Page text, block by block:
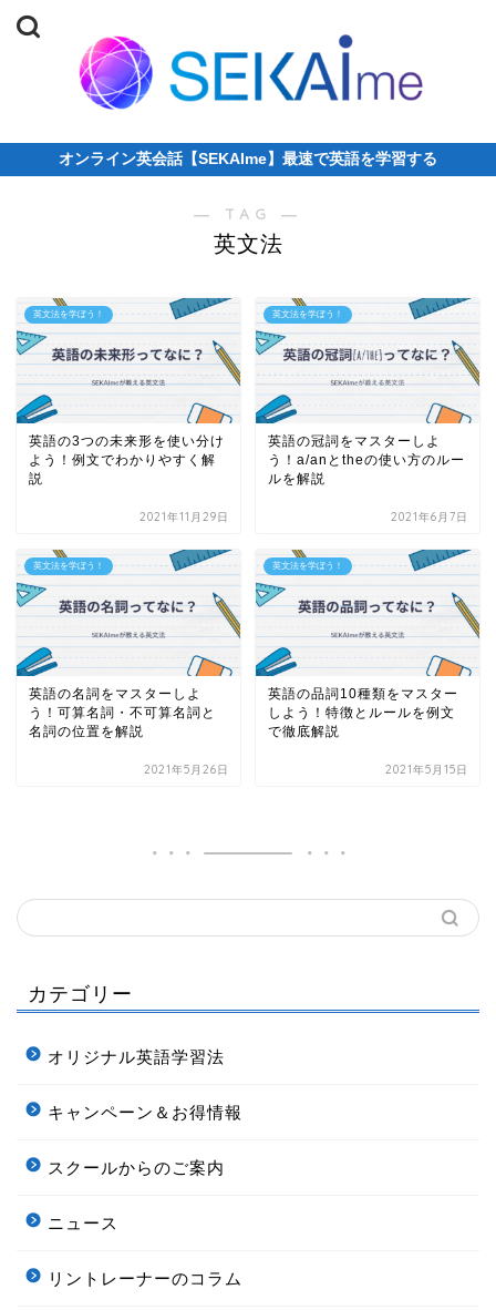
オンライン英会話【SEKAIme】最速で英語を学習する
― TAG ―
英文法
英文法を学ぼう！
英語の3つの未来形を使い分け
よう！例文でわかりやすく解
説
2021年11月29日
英文法を学ぼう！
英語の冠詞をマスターしよ
う！a/anとtheの使い方のルー
ルを解説
2021年6月7日
英文法を学ぼう！
英語の名詞をマスターしよ
う！可算名詞・不可算名詞と
名詞の位置を解説
2021年5月26日
英文法を学ぼう！
英語の品詞10種類をマスター
しよう！特徴とルールを例文
で徹底解説
2021年5月15日
カテゴリー
オリジナル英語学習法
キャンペーン＆お得情報
スクールからのご案内
ニュース
リントレーナーのコラム